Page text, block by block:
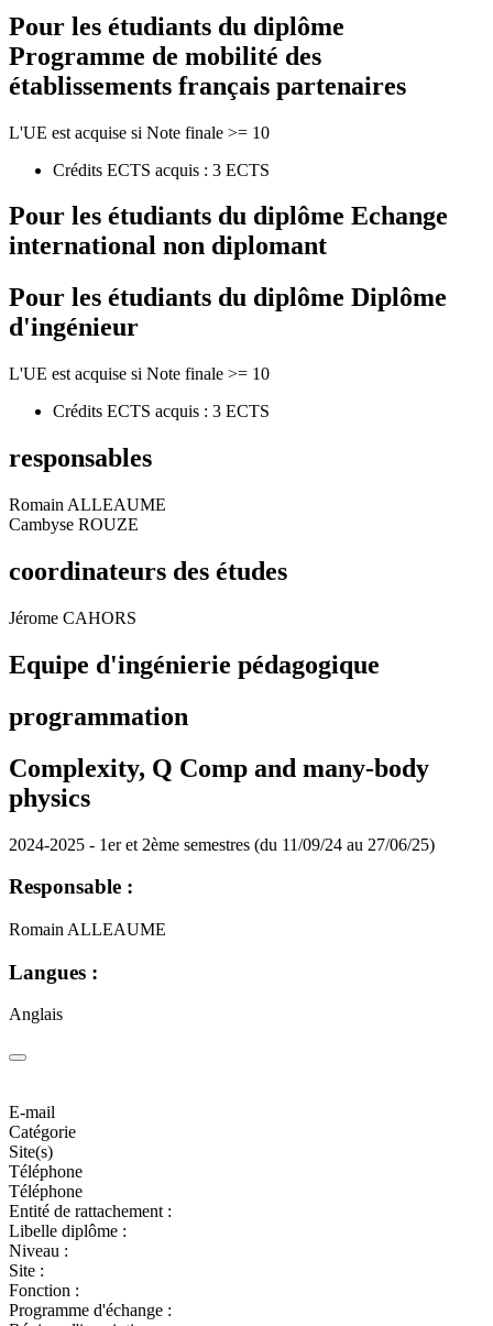
Pour les étudiants du diplôme
Programme de mobilité des
établissements français partenaires
L'UE est acquise si Note finale >= 10
Crédits ECTS acquis : 3 ECTS
Pour les étudiants du diplôme Echange
international non diplomant
Pour les étudiants du diplôme Diplôme
d'ingénieur
L'UE est acquise si Note finale >= 10
Crédits ECTS acquis : 3 ECTS
responsables
Romain ALLEAUME
Cambyse ROUZE
coordinateurs des études
Jérome CAHORS
Equipe d'ingénierie pédagogique
programmation
Complexity, Q Comp and many-body
physics
2024-2025 - 1er et 2ème semestres (du 11/09/24 au 27/06/25)
Responsable :
Romain ALLEAUME
Langues :
Anglais
E-mail
Catégorie
Site(s)
Téléphone
Téléphone
Entité de rattachement :
Libelle diplôme :
Niveau :
Site :
Fonction :
Programme d'échange :